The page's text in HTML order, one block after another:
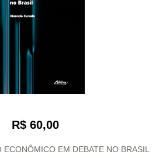
R$ 60,00
ECONÔMICO EM DEBATE NO BRASIL